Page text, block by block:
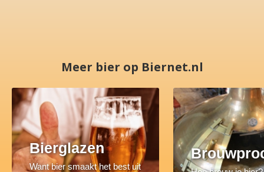
Meer bier op Biernet.nl
Bierglazen
Want bier smaakt het best uit